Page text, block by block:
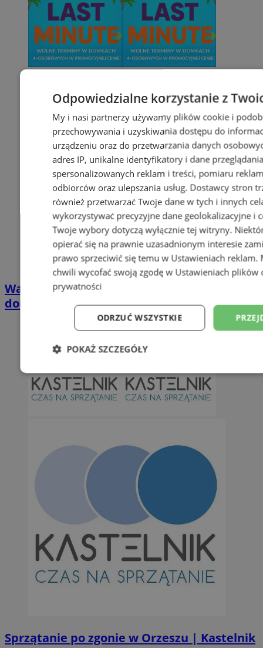
Wakacyjny wypoczynek nad Bałtykiem w
domkach Szmaragdowe Morze
Sprzątanie po zgonie w Orzeszu | Kastelnik
Odpowiedzialne korzystanie z
My i nasi partnerzy używamy plików cookie i
przechowywania i uzyskiwania dostępu do
urządzeniu oraz do przetwarzania danych
adres IP, unikalne identyfikatory i dane
spersonalizowanych reklam i treści, pomiaru
odbiorców oraz ulepszania usług. Dostawcy stron
również przetwarzać Twoje dane w tych i innych
wykorzystywać precyzyjne dane geolokalizacyjne i
Twoje wybory dotyczą wyłącznie tej witryny.
opierać się na prawnie uzasadnionym interesie
prawo sprzeciwić się temu w Ustawieniach reklam.
chwili wycofać swoją zgodę w Ustawieniach plików
prywatności
ODRZUĆ WSZYSTKIE
POKAŻ SZCZEGÓŁY
Niezbędne Wydajność
Niezbędne Wydajność
Niezbędne pliki cookie umożliwiają korzystanie z podstawowych
takich jak logowanie użytkownika i zarządzanie kontem. Bez
można prawidłowo korzystać ze strony internetowej.
Provider/
Domena
orzesze.com.pl